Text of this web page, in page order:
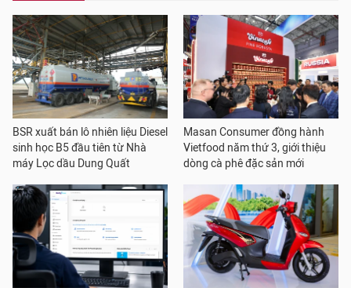
BSR xuất bán lô nhiên liệu Diesel
sinh học B5 đầu tiên từ Nhà
máy Lọc dầu Dung Quất
Masan Consumer đồng hành
Vietfood năm thứ 3, giới thiệu
dòng cà phê đặc sản mới